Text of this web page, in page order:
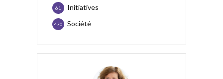
Initiatives
61
Société
470